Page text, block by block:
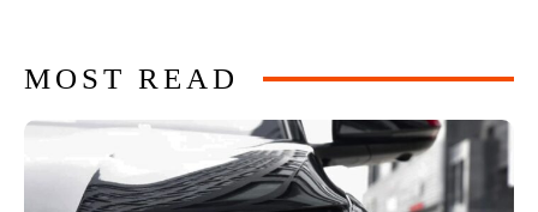
MOST READ